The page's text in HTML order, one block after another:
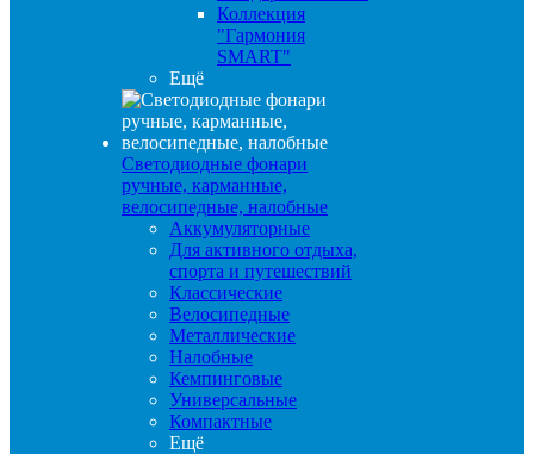
Коллекция
"Гармония
SMART"
Ещё
Светодиодные фонари
ручные, карманные,
велосипедные, налобные
Аккумуляторные
Для активного отдыха,
спорта и путешествий
Классические
Велосипедные
Металлические
Налобные
Кемпинговые
Универсальные
Компактные
Ещё